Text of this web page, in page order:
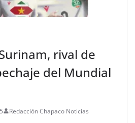
rival de
del Mundial
Redacción Chapaco Noticias